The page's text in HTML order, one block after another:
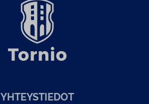
YH­TEYS­TIE­DOT